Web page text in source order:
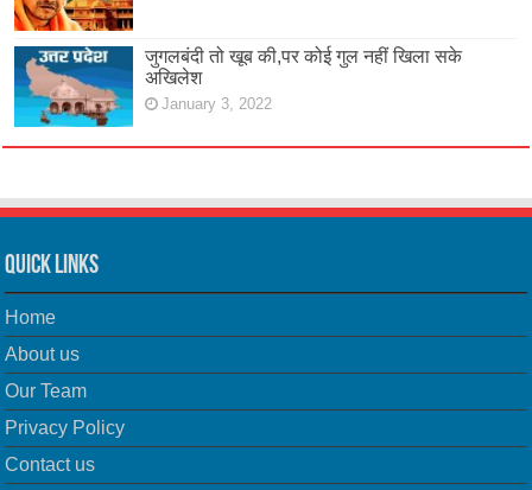
जुगलबंदी तो खूब की,पर कोई गुल नहीं खिला सके
अखिलेश
January 3, 2022
Quick Links
Home
About us
Our Team
Privacy Policy
Contact us